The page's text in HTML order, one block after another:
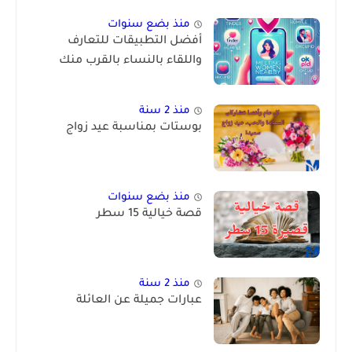
منذ بضع سنوات
أفضل التطبيقات للتعارف
واللقاء بالنساء بالقرب منك
منذ 2 سنة
بوستات بمناسبة عيد زواج
منذ بضع سنوات
قصة خيالية 15 سطر
منذ 2 سنة
عبارات جميلة عن العائلة